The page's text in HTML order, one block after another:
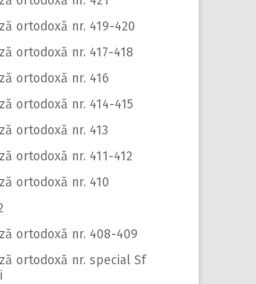
ortodoxă nr. 419-420
ortodoxă nr. 417-418
ortodoxă nr. 416
ortodoxă nr. 414-415
ortodoxă nr. 413
ortodoxă nr. 411-412
ortodoxă nr. 410
ortodoxă nr. 408-409
ortodoxă nr. special Sf